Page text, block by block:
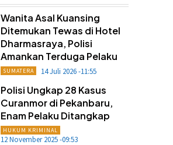
Wanita Asal Kuansing
Ditemukan Tewas di Hotel
Dharmasraya, Polisi
Amankan Terduga Pelaku
SUMATERA 14 Juli 2026 -11:55
Polisi Ungkap 28 Kasus
Curanmor di Pekanbaru,
Enam Pelaku Ditangkap
HUKUM KRIMINAL
12 November 2025 -09:53